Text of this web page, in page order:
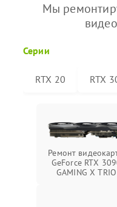
Мы
Серии
RTX 20 RTX
Ремонт
GeForce RTX
GAMING X TRIO